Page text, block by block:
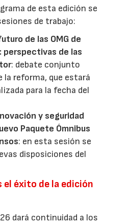
de esta edición se
de trabajo:
de las OMG de
de las
: debate conjunto
la reforma, que estará
para la fecha del
y seguridad
Paquete Ómnibus
: en esta sesión se
disposiciones del
éxito de la edición
dará continuidad a los